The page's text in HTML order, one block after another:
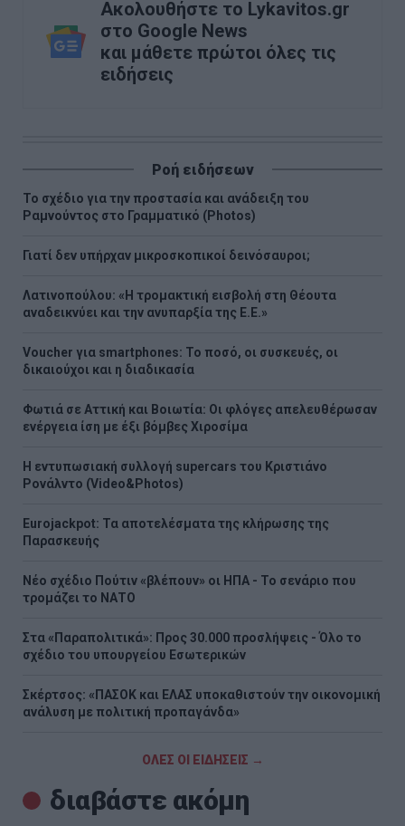
Ακολουθήστε το Lykavitos.gr
στο Google News
και μάθετε πρώτοι όλες τις
ειδήσεις
Ροή ειδήσεων
Το σχέδιο για την προστασία και ανάδειξη του
Ραμνούντος στο Γραμματικό (Photos)
Γιατί δεν υπήρχαν μικροσκοπικοί δεινόσαυροι;
Λατινοπούλου: «Η τρομακτική εισβολή στη Θέουτα
αναδεικνύει και την ανυπαρξία της Ε.Ε.»
Voucher για smartphones: Το ποσό, οι συσκευές, οι
δικαιούχοι και η διαδικασία
Φωτιά σε Αττική και Βοιωτία: Οι φλόγες απελευθέρωσαν
ενέργεια ίση με έξι βόμβες Χιροσίμα
H εντυπωσιακή συλλογή supercars του Κριστιάνο
Ρονάλντο (Video&Photos)
Eurojackpot: Τα αποτελέσματα της κλήρωσης της
Παρασκευής
Νέο σχέδιο Πούτιν «βλέπουν» οι ΗΠΑ - Το σενάριο που
τρομάζει το ΝΑΤΟ
Στα «Παραπολιτικά»: Προς 30.000 προσλήψεις - Όλο το
σχέδιο του υπουργείου Εσωτερικών
Σκέρτσος: «ΠΑΣΟΚ και ΕΛΑΣ υποκαθιστούν την οικονομική
ανάλυση με πολιτική προπαγάνδα»
ΟΛΕΣ ΟΙ ΕΙΔΗΣΕΙΣ →
διαβάστε ακόμη